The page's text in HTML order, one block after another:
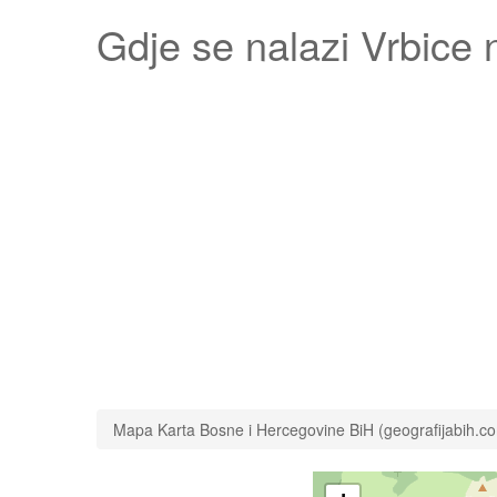
Gdje se nalazi Vrbice
Mapa Karta Bosne i Hercegovine BiH